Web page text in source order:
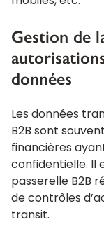
Gestion de
données
Les données
B2B sont
financières
confidentielle. Il
passerelle B2B
de contrôles
transit.